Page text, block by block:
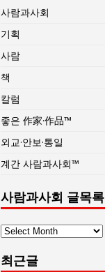
사람과사회
기획
사람
책
칼럼
좋은 作家·作品™
외교·안보·통일
계간 사람과사회™
사람과사회 글목록
사
과
최근글